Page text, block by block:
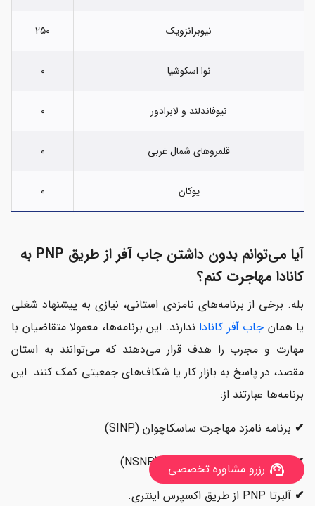
نیوبرانزویک 250
نوا اسکوشیا 0
نیوفاندلند و لابرادور 0
قلمروهای شمال غربی 0
یوکان 0
آیا می‌توانم بدون داشتن جاب آفر از طریق PNP به
کانادا مهاجرت کنم؟
بله. برخی از برنامه‌های نامزدی استانی، نیازی به پیشنهاد شغلی
یا همان جاب آفر کانادا ندارند. این برنامه‌ها، معمولا متقاضیان با
مهارت و مجرب را هدف قرار می‌دهند که می‌توانند به استان
مقصد، در پاسخ به بازار کار یا شکاف‌های جمعیتی کمک کنند. این
برنامه‌ها عبارتند از:
✔ برنامه نامزد مهاجرت ساسکاچوان (SINP)
✔ برنامه نامزدهای نوا اسکوشیا (NSNP)
✔ آلبرتا PNP از طریق اکسپرس اینتری.
support_agent رزرو مشاوره تخصصی